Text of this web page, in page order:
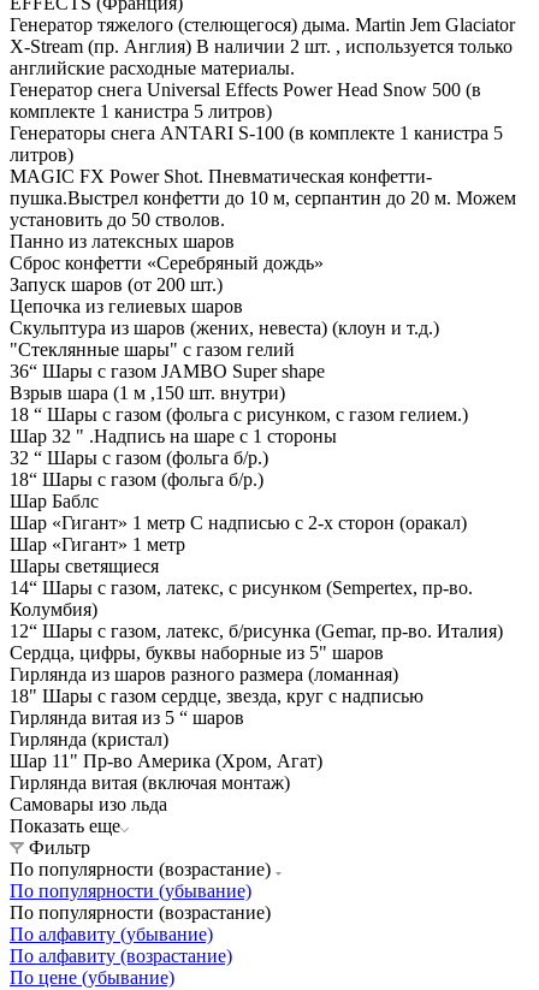
Генератор тяжелого (стелющегося) дыма. Martin Jem Glaciator
X-Stream (пр. Англия) В наличии 2 шт. , используется только
английские расходные материалы.
Генератор снега Universal Effects Power Head Snow 500 (в
комплекте 1 канистра 5 литров)
Генераторы снега ANTARI S-100 (в комплекте 1 канистра 5
литров)
MAGIC FX Power Shot. Пневматическая конфетти-
пушка.Выстрел конфетти до 10 м, серпантин до 20 м. Можем
установить до 50 стволов.
Панно из латексных шаров
Сброс конфетти «Серебряный дождь»
Запуск шаров (от 200 шт.)
Цепочка из гелиевых шаров
Скульптура из шаров (жених, невеста) (клоун и т.д.)
"Стеклянные шары" с газом гелий
36“ Шары с газом JAMBO Super shape
Взрыв шара (1 м ,150 шт. внутри)
18 “ Шары с газом (фольга с рисунком, с газом гелием.)
Шар 32 " .Надпись на шаре с 1 стороны
32 “ Шары с газом (фольга б/р.)
18“ Шары с газом (фольга б/р.)
Шар Баблс
Шар «Гигант» 1 метр С надписью с 2-х сторон (оракал)
Шар «Гигант» 1 метр
Шары светящиеся
14“ Шары с газом, латекс, с рисунком (Sempertex, пр-во.
Колумбия)
12“ Шары с газом, латекс, б/рисунка (Gemar, пр-во. Италия)
Сердца, цифры, буквы наборные из 5" шаров
Гирлянда из шаров разного размера (ломанная)
18" Шары с газом сердце, звезда, круг с надписью
Гирлянда витая из 5 “ шаров
Гирлянда (кристал)
Шар 11" Пр-во Америка (Хром, Агат)
Гирлянда витая (включая монтаж)
Самовары изо льда
Показать еще
Фильтр
По популярности (возрастание)
По популярности (убывание)
По популярности (возрастание)
По алфавиту (убывание)
По алфавиту (возрастание)
По цене (убывание)